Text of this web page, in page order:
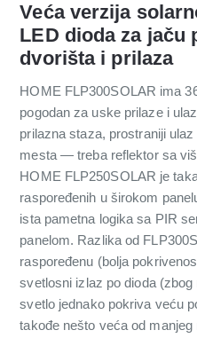
Veća verzija
LED dioda za jaču
dvorišta i prilaza
HOME FLP300SOLAR ima
pogodan za uske prilaze i
prilazna staza, prostraniji
mesta — treba reflektor sa
HOME FLP250SOLAR je
raspoređenih u širokom
ista pametna logika sa PIR
panelom. Razlika od
raspoređenu (bolja
svetlosni izlaz po dioda
svetlo jednako pokriva veću
takođe nešto veća od